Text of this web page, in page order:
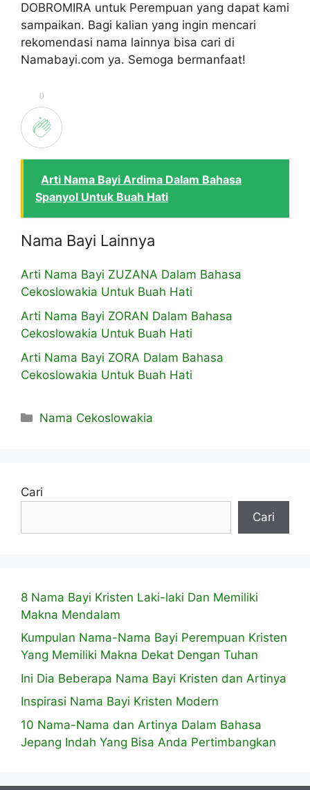
DOBROMIRA untuk Perempuan yang dapat kami
sampaikan. Bagi kalian yang ingin mencari
rekomendasi nama lainnya bisa cari di
Namabayi.com ya. Semoga bermanfaat!
0
Arti Nama Bayi Ardima Dalam Bahasa
Spanyol Untuk Buah Hati
Nama Bayi Lainnya
Arti Nama Bayi ZUZANA Dalam Bahasa
Cekoslowakia Untuk Buah Hati
Arti Nama Bayi ZORAN Dalam Bahasa
Cekoslowakia Untuk Buah Hati
Arti Nama Bayi ZORA Dalam Bahasa
Cekoslowakia Untuk Buah Hati
Kategori
Nama Cekoslowakia
Cari
Cari
8 Nama Bayi Kristen Laki-laki Dan Memiliki
Makna Mendalam
Kumpulan Nama-Nama Bayi Perempuan Kristen
Yang Memiliki Makna Dekat Dengan Tuhan
Ini Dia Beberapa Nama Bayi Kristen dan Artinya
Inspirasi Nama Bayi Kristen Modern
10 Nama-Nama dan Artinya Dalam Bahasa
Jepang Indah Yang Bisa Anda Pertimbangkan